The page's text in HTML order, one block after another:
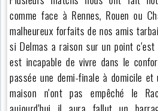
comme face à Rennes, Rouen ou
malheureux forfaits de nos amis
si Delmas a raison sur un point c'est
est incapable de vivre dans le
passée une demi-finale à domicile
maison n'ont pas empêché le